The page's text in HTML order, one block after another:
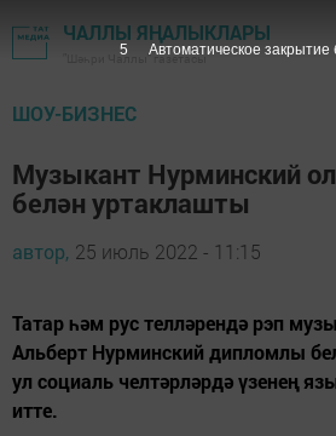
ЧАЛЛЫ ЯҢАЛЫКЛАРЫ
"Шәһри Чаллы" газетасы
ШОУ-БИЗНЕС
Музыкант Нурминский
белән уртаклашты
автор, 25 июль 2022 - 11:15
Татар һәм рус телләрендә рэп
Альберт Нурминский дипломлы
ул социаль челтәрләрдә үзенең
итте.
5 Автоматическое закрытие